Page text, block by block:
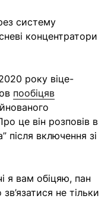
систему
концентратори
року віце-
пообіцяв
це він розповів в
після включення зі
я вам обіцяю, пан
не тільки